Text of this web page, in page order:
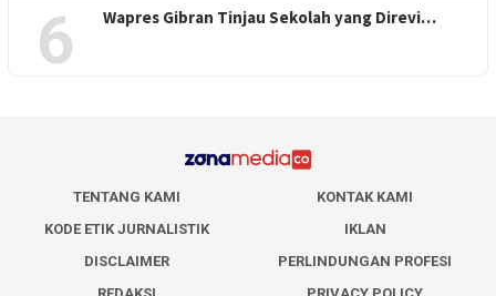
6 Wapres Gibran Tinjau Sekolah yang Direvi…
TENTANG KAMI
KONTAK KAMI
KODE ETIK JURNALISTIK
IKLAN
DISCLAIMER
PERLINDUNGAN PROFESI